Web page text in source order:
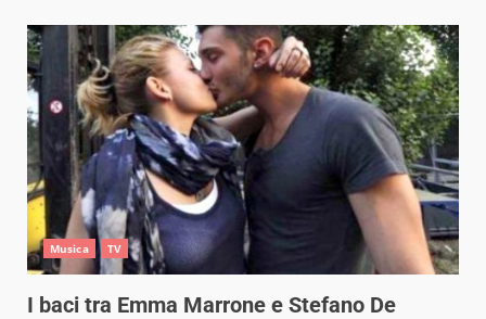
Musica TV
I baci tra Emma Marrone e Stefano De